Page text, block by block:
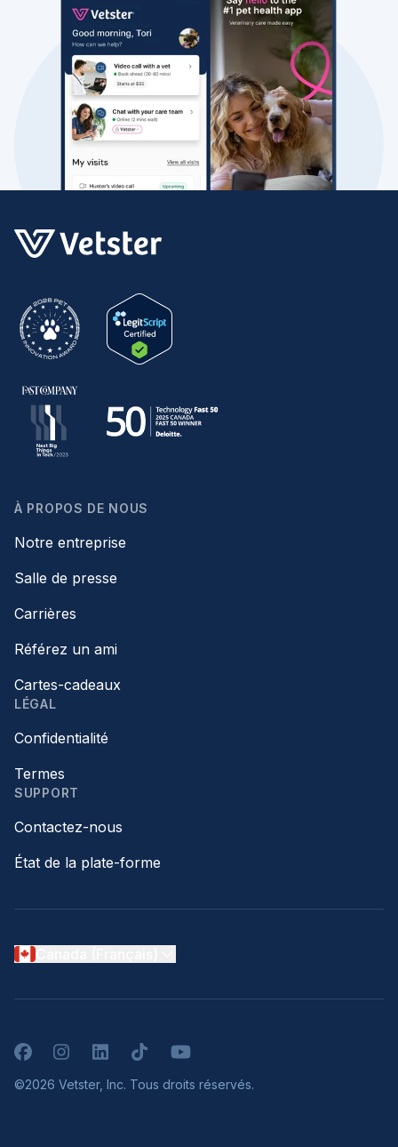
À PROPOS DE NOUS
Notre entreprise
Salle de presse
Carrières
Référez un ami
Cartes-cadeaux
LÉGAL
Confidentialité
Termes
SUPPORT
Contactez-nous
État de la plate-forme
FacebookInstagramLinkedInTikTokYouTube
©2026 Vetster, Inc. Tous droits réservés.